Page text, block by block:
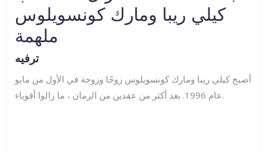
كيلي ريبا ومارك كونسويلوس
ملهمة
ترفيه
أصبح كيلي ريبا ومارك كونسويلوس زوجًا وزوجة في الأول من مايو
عام 1996. بعد أكثر من عقدين من الزمان ، ما زالوا أقوياء.